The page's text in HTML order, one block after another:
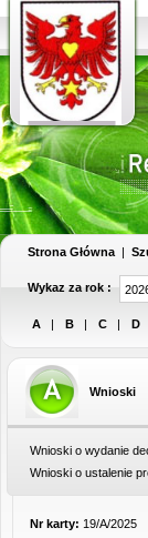
Strona Główna |
Wykaz za rok :
A | B | C | D
Wnioski
Wnioski o wydanie
Wnioski o ustalenie
Nr karty: 19/A/2025